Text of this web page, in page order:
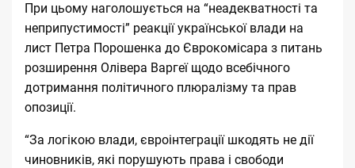
При цьому наголошується на “неадекватності та
неприпустимості” реакції української влади на
лист Петра Порошенка до Єврокомісара з питань
розширення Олівера Варгеї щодо всебічного
дотримання політичного плюралізму та прав
опозиції.
“За логікою влади, євроінтеграції шкодять не дії
чиновників, які порушують права і свободи